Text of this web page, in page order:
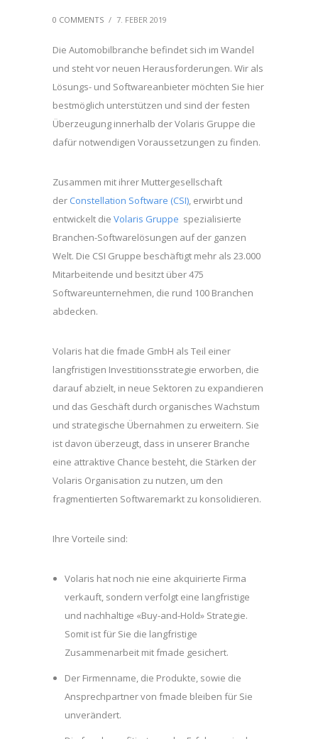
0 COMMENTS / 7. FEBER 2019
Die Automobilbranche befindet sich im Wandel
und steht vor neuen Herausforderungen. Wir als
Lösungs- und Softwareanbieter möchten Sie hier
bestmöglich unterstützen und sind der festen
Überzeugung innerhalb der Volaris Gruppe die
dafür notwendigen Voraussetzungen zu finden.
Zusammen mit ihrer Muttergesellschaft
der Constellation Software (CSI), erwirbt und
entwickelt die Volaris Gruppe spezialisierte
Branchen-Softwarelösungen auf der ganzen
Welt. Die CSI Gruppe beschäftigt mehr als 23.000
Mitarbeitende und besitzt über 475
Softwareunternehmen, die rund 100 Branchen
abdecken.
Volaris hat die fmade GmbH als Teil einer
langfristigen Investitionsstrategie erworben, die
darauf abzielt, in neue Sektoren zu expandieren
und das Geschäft durch organisches Wachstum
und strategische Übernahmen zu erweitern. Sie
ist davon überzeugt, dass in unserer Branche
eine attraktive Chance besteht, die Stärken der
Volaris Organisation zu nutzen, um den
fragmentierten Softwaremarkt zu konsolidieren.
Ihre Vorteile sind:
Volaris hat noch nie eine akquirierte Firma
verkauft, sondern verfolgt eine langfristige
und nachhaltige «Buy-and-Hold» Strategie.
Somit ist für Sie die langfristige
Zusammenarbeit mit fmade gesichert.
Der Firmenname, die Produkte, sowie die
Ansprechpartner von fmade bleiben für Sie
unverändert.